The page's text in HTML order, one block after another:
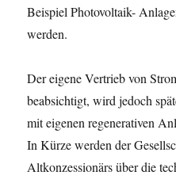
Beispiel Photovoltaik-
werden.
Der eigene Vertrieb von
beabsichtigt, wird jedoch
mit eigenen regenerativen
In Kürze werden der
Altkonzessionärs über die